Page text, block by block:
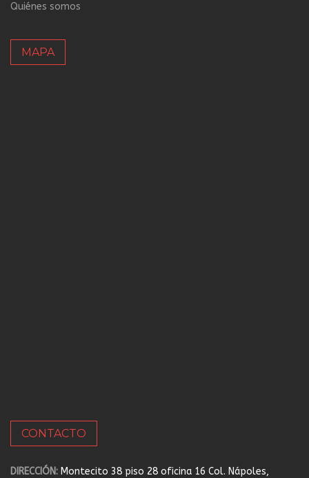
Quiénes somos
MAPA
CONTACTO
DIRECCIÓN: Montecito 38 piso 28 oficina 16 Col. Nápoles,